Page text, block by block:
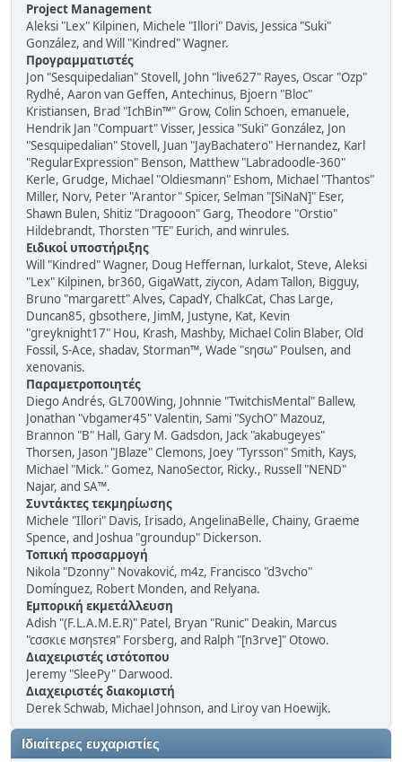
Project Management
Aleksi "Lex" Kilpinen, Michele "Illori" Davis, Jessica "Suki"
González, and Will "Kindred" Wagner.
Προγραμματιστές
Jon "Sesquipedalian" Stovell, John "live627" Rayes, Oscar "Ozp"
Rydhé, Aaron van Geffen, Antechinus, Bjoern "Bloc"
Kristiansen, Brad "IchBin™" Grow, Colin Schoen, emanuele,
Hendrik Jan "Compuart" Visser, Jessica "Suki" González, Jon
"Sesquipedalian" Stovell, Juan "JayBachatero" Hernandez, Karl
"RegularExpression" Benson, Matthew "Labradoodle-360"
Kerle, Grudge, Michael "Oldiesmann" Eshom, Michael "Thantos"
Miller, Norv, Peter "Arantor" Spicer, Selman "[SiNaN]" Eser,
Shawn Bulen, Shitiz "Dragooon" Garg, Theodore "Orstio"
Hildebrandt, Thorsten "TE" Eurich, and winrules.
Ειδικοί υποστήριξης
Will "Kindred" Wagner, Doug Heffernan, lurkalot, Steve, Aleksi
"Lex" Kilpinen, br360, GigaWatt, ziycon, Adam Tallon, Bigguy,
Bruno "margarett" Alves, CapadY, ChalkCat, Chas Large,
Duncan85, gbsothere, JimM, Justyne, Kat, Kevin
"greyknight17" Hou, Krash, Mashby, Michael Colin Blaber, Old
Fossil, S-Ace, shadav, Storman™, Wade "sησω" Poulsen, and
xenovanis.
Παραμετροποιητές
Diego Andrés, GL700Wing, Johnnie "TwitchisMental" Ballew,
Jonathan "vbgamer45" Valentin, Sami "SychO" Mazouz,
Brannon "B" Hall, Gary M. Gadsdon, Jack "akabugeyes"
Thorsen, Jason "JBlaze" Clemons, Joey "Tyrsson" Smith, Kays,
Michael "Mick." Gomez, NanoSector, Ricky., Russell "NEND"
Najar, and SA™.
Συντάκτες τεκμηρίωσης
Michele "Illori" Davis, Irisado, AngelinaBelle, Chainy, Graeme
Spence, and Joshua "groundup" Dickerson.
Τοπική προσαρμογή
Nikola "Dzonny" Novaković, m4z, Francisco "d3vcho"
Domínguez, Robert Monden, and Relyana.
Εμπορική εκμετάλλευση
Adish "(F.L.A.M.E.R)" Patel, Bryan "Runic" Deakin, Marcus
"cσσкιє мσηѕтєя" Forsberg, and Ralph "[n3rve]" Otowo.
Διαχειριστές ιστότοπου
Jeremy "SleePy" Darwood.
Διαχειριστές διακομιστή
Derek Schwab, Michael Johnson, and Liroy van Hoewijk.
Ιδιαίτερες ευχαριστίες